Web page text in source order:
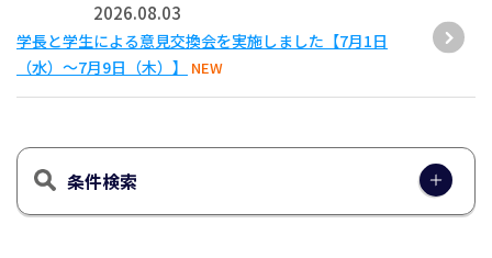
2026.08.03
学長と学生による意見交換会を実施しました【7月1日
（水）～7月9日（木）】
NEW
条件検索